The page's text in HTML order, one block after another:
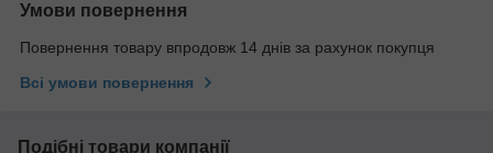
Умови повернення
Повернення товару впродовж 14 днів за рахунок покупця
Всі умови повернення
Подібні товари компанії